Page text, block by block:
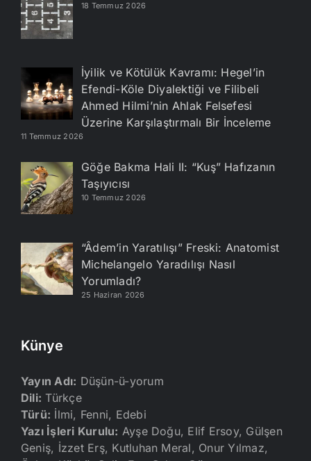
18 Temmuz 2026
İyilik ve Kötülük Kavramı: Hegel’in
Efendi-Köle Diyalektiği ve Filibeli
Ahmed Hilmi’nin Ahlak Felsefesi
Üzerine Karşılaştırmalı Bir İnceleme
11 Temmuz 2026
Göğe Bakma Hali II: “Kuş” Hafızanın
Taşıyıcısı
10 Temmuz 2026
“Âdem’in Yaratılışı” Freski: Anatomist
Michelangelo Yaradılışı Nasıl
Yorumladı?
25 Haziran 2026
Künye
Yayın Adı: Düşün-ü-yorum
Dili: Türkçe
Türü: İlmi, Fenni, Edebi
Yazı İşleri Kurulu: Ayşe Doğu, Elif Ersoy, Gülşen
Geniş, İzzet Erş, Kutluhan Meral, Onur Yılmaz,